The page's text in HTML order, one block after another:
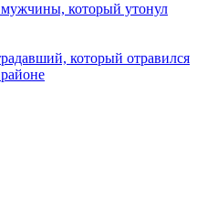
который утонул
который отравился